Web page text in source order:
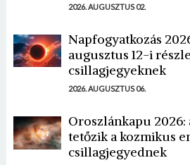
2026. AUGUSZTUS 02.
Napfogyatkozás
augusztus 12-i
csillagjegyeknek
2026. AUGUSZTUS 06.
Oroszlánkapu
tetőzik a kozmikus
csillagjegyednek